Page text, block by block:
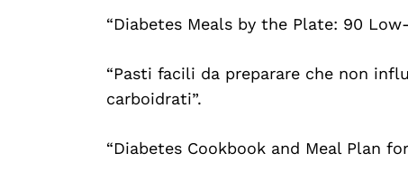
“Diabetes Meals by the Plate: 90
“Pasti facili da preparare che non
carboidrati”.
“Diabetes Cookbook and Meal Plan